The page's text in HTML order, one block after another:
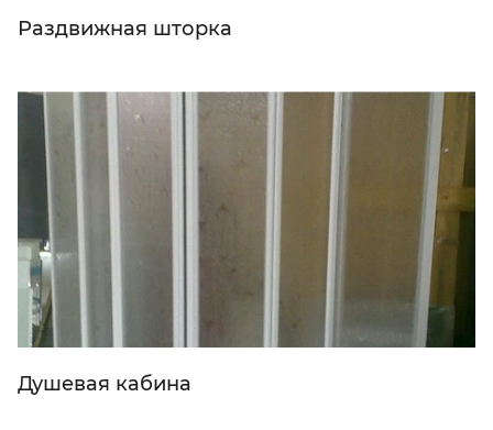
Раздвижная шторка
Душевая кабина